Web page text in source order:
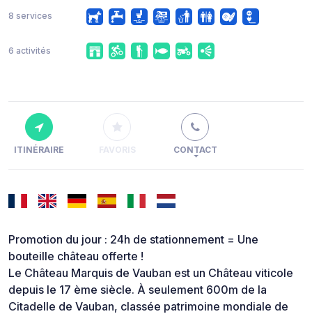
8 services
6 activités
ITINÉRAIRE FAVORIS CONTACT
Promotion du jour : 24h de stationnement = Une
bouteille château offerte !
Le Château Marquis de Vauban est un Château viticole
depuis le 17 ème siècle. À seulement 600m de la
Citadelle de Vauban, classée patrimoine mondiale de